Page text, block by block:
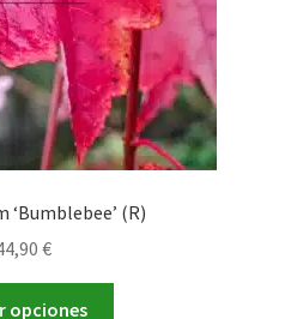
‘Bumblebee’ (R)
€
opciones